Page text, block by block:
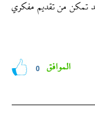
تمكن من تقديم مفكري
0 الموافق